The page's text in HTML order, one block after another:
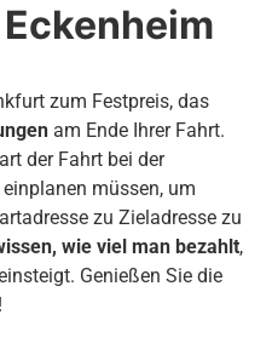
Eckenheim
zum Festpreis, das
am Ende Ihrer Fahrt.
der Fahrt bei der
müssen, um
zu Zieladresse zu
wie viel man bezahlt,
Genießen Sie die